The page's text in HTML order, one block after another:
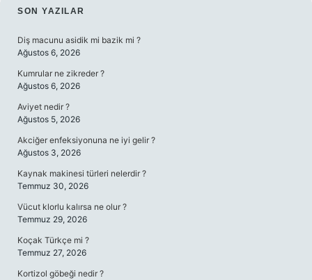
SIDEBAR
SON YAZILAR
Diş macunu asidik mi bazik mi ?
Ağustos 6, 2026
Kumrular ne zikreder ?
Ağustos 6, 2026
Aviyet nedir ?
Ağustos 5, 2026
Akciğer enfeksiyonuna ne iyi gelir ?
Ağustos 3, 2026
Kaynak makinesi türleri nelerdir ?
Temmuz 30, 2026
Vücut klorlu kalırsa ne olur ?
Temmuz 29, 2026
Koçak Türkçe mi ?
Temmuz 27, 2026
Kortizol göbeği nedir ?